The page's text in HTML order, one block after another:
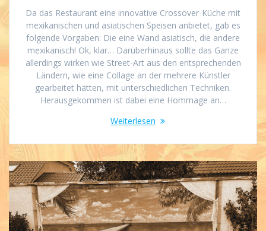
Da das Restaurant eine innovative Crossover-Küche mit
mexikanischen und asiatischen Speisen anbietet, gab es
folgende Vorgaben: Die eine Wand asiatisch, die andere
mexikanisch! Ok, klar… Darüberhinaus sollte das Ganze
allerdings wirken wie Street-Art aus den entsprechenden
Ländern, wie eine Collage an der mehrere Künstler
gearbeitet hätten, mit unterschiedlichen Techniken.
Herausgekommen ist dabei eine Hommage an…
Weiterlesen